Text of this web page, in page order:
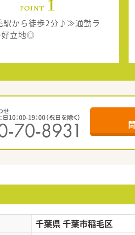
から徒歩2分♪≫通勤ラ
好立地◎
千葉県 千葉市稲毛区